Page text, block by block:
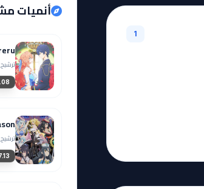
1
أنميات